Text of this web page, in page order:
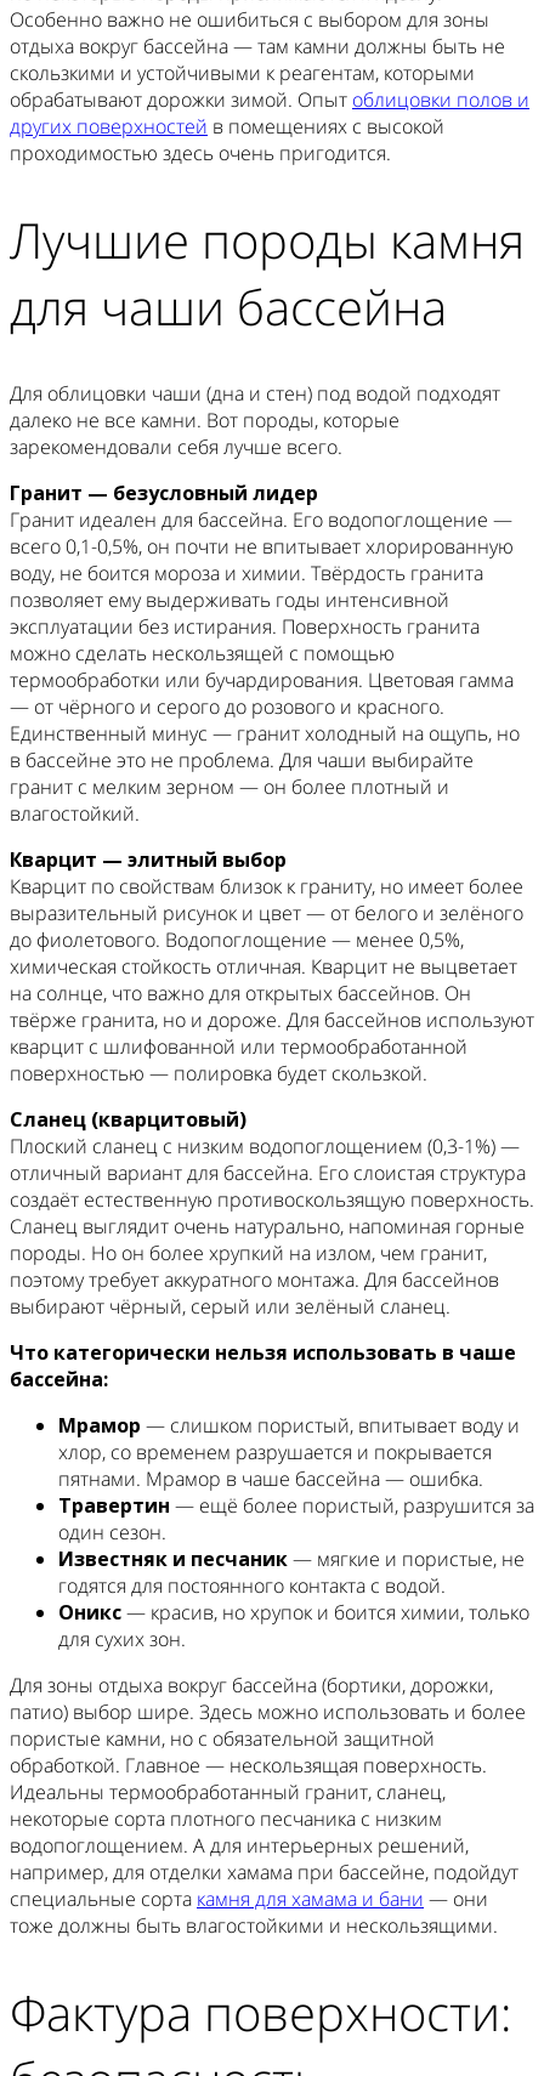
Особенно важно не ошибиться с выбором для зоны
отдыха вокруг бассейна — там камни должны быть не
скользкими и устойчивыми к реагентам, которыми
обрабатывают дорожки зимой. Опыт облицовки полов и
других поверхностей в помещениях с высокой
проходимостью здесь очень пригодится.
Лучшие породы камня
для чаши бассейна
Для облицовки чаши (дна и стен) под водой подходят
далеко не все камни. Вот породы, которые
зарекомендовали себя лучше всего.
Гранит — безусловный лидер
Гранит идеален для бассейна. Его водопоглощение —
всего 0,1-0,5%, он почти не впитывает хлорированную
воду, не боится мороза и химии. Твёрдость гранита
позволяет ему выдерживать годы интенсивной
эксплуатации без истирания. Поверхность гранита
можно сделать нескользящей с помощью
термообработки или бучардирования. Цветовая гамма
— от чёрного и серого до розового и красного.
Единственный минус — гранит холодный на ощупь, но
в бассейне это не проблема. Для чаши выбирайте
гранит с мелким зерном — он более плотный и
влагостойкий.
Кварцит — элитный выбор
Кварцит по свойствам близок к граниту, но имеет более
выразительный рисунок и цвет — от белого и зелёного
до фиолетового. Водопоглощение — менее 0,5%,
химическая стойкость отличная. Кварцит не выцветает
на солнце, что важно для открытых бассейнов. Он
твёрже гранита, но и дороже. Для бассейнов используют
кварцит с шлифованной или термообработанной
поверхностью — полировка будет скользкой.
Сланец (кварцитовый)
Плоский сланец с низким водопоглощением (0,3-1%) —
отличный вариант для бассейна. Его слоистая структура
создаёт естественную противоскользящую поверхность.
Сланец выглядит очень натурально, напоминая горные
породы. Но он более хрупкий на излом, чем гранит,
поэтому требует аккуратного монтажа. Для бассейнов
выбирают чёрный, серый или зелёный сланец.
Что категорически нельзя использовать в чаше
бассейна:
Мрамор — слишком пористый, впитывает воду и
хлор, со временем разрушается и покрывается
пятнами. Мрамор в чаше бассейна — ошибка.
Травертин — ещё более пористый, разрушится за
один сезон.
Известняк и песчаник— мягкие и пористые, не
годятся для постоянного контакта с водой.
Оникс— красив, но хрупок и боится химии, только
для сухих зон.
Для зоны отдыха вокруг бассейна (бортики, дорожки,
патио) выбор шире. Здесь можно использовать и более
пористые камни, но с обязательной защитной
обработкой. Главное — нескользящая поверхность.
Идеальны термообработанный гранит, сланец,
некоторые сорта плотного песчаника с низким
водопоглощением. А для интерьерных решений,
например, для отделки хамама при бассейне, подойдут
специальные сорта камня для хамама и бани — они
тоже должны быть влагостойкими и нескользящими.
Фактура поверхности: